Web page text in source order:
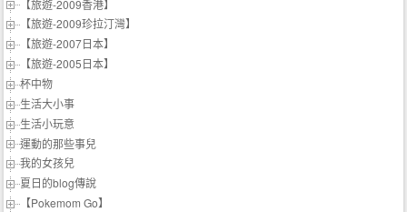
【旅遊-2009香港】
【旅遊-2009珍拉汀灣】
【旅遊-2007日本】
【旅遊-2005日本】
杯中物
生活大小事
生活小玩意
運動的那些事兒
我的女孩兒
夏日的blog傳說
【Pokemom Go】